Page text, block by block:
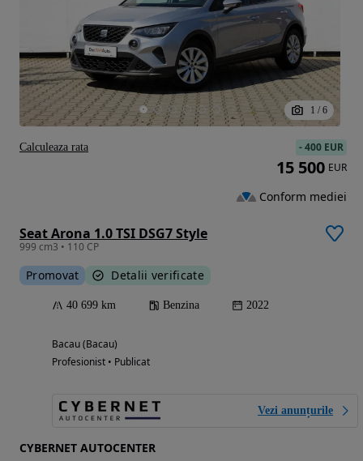
1 / 6
Seat Arona 1.0 TSI DSG7 Style
999 cm3 • 110 CP
Promovat Detalii verificate
40 699 km Benzina 2022
Bacau (Bacau)
Profesionist • Publicat
Vezi anunțurile
CYBERNET AUTOCENTER
-400 EUR
15 500 EUR
Conform mediei
Calculeaza rata